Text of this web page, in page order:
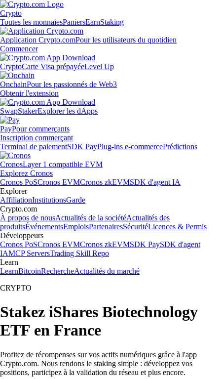
Crypto
Toutes les monnaiesPaniersEarnStaking
Application Crypto.comPour les utilisateurs du quotidien
Commencer
CryptoCarte Visa prépayéeLevel Up
OnchainPour les passionnés de Web3
Obtenir l'extension
SwapStakerExplorer les dApps
PayPour commerçants
Inscription commerçant
Terminal de paiementSDK PayPlug-ins e-commercePrédictions
CronosLayer 1 compatible EVM
Explorez Cronos
Cronos PoSCronos EVMCronos zkEVMSDK d'agent IA
Explorer
AffiliationInstitutionsGarde
Crypto.com
À propos de nousActualités de la sociétéActualités des
produitsÉvénementsEmploisPartenairesSécuritéLicences & Permis
Développeurs
Cronos PoSCronos EVMCronos zkEVMSDK PaySDK d'agent
IAMCP ServersTrading Skill Repo
Learn
LearnBitcoinRechercheActualités du marché
CRYPTO
Stakez iShares Biotechnology
ETF en France
Profitez de récompenses sur vos actifs numériques grâce à l'app
Crypto.com. Nous rendons le staking simple : développez vos
positions, participez à la validation du réseau et plus encore.